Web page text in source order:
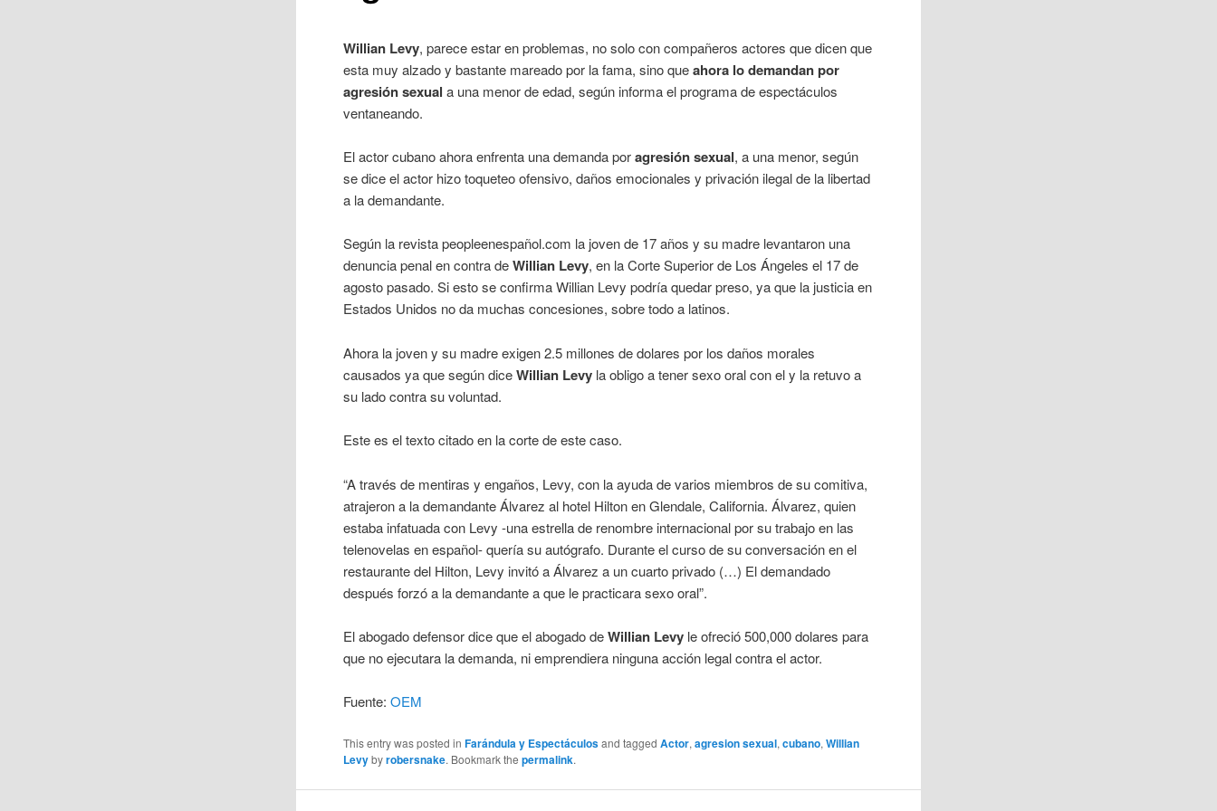
Willian Levy, parece estar en problemas, no solo con compañeros actores que dicen que
esta muy alzado y bastante mareado por la fama, sino queahora lo demandan por
agresión sexuala una menor de edad, según informa el programa de espectáculos
ventaneando.
El actor cubano ahora enfrenta una demanda poragresión sexual, a una menor, según
se dice el actor hizo toqueteo ofensivo, daños emocionales y privación ilegal de la libertad
a la demandante.
Según la revista peopleenespañol.com la joven de 17 años y su madre levantaron una
denuncia penal en contra deWillian Levy, en la Corte Superior de Los Ángeles el 17 de
agosto pasado. Si esto se confirma Willian Levy podría quedar preso, ya que la justicia en
Estados Unidos no da muchas concesiones, sobre todo a latinos.
Ahora la joven y su madre exigen 2.5 millones de dolares por los daños morales
causados ya que según diceWillian Levy la obligo a tener sexo oral con el y la retuvo a
su lado contra su voluntad.
Este es el texto citado en la corte de este caso.
“A través de mentiras y engaños, Levy, con la ayuda de varios miembros de su comitiva,
atrajeron a la demandante Álvarez al hotel Hilton en Glendale, California. Álvarez, quien
estaba infatuada con Levy -una estrella de renombre internacional por su trabajo en las
telenovelas en español- quería su autógrafo. Durante el curso de su conversación en el
restaurante del Hilton, Levy invitó a Álvarez a un cuarto privado (…) El demandado
después forzó a la demandante a que le practicara sexo oral”.
El abogado defensor dice que el abogado deWillian Levy le ofreció 500,000 dolares para
que no ejecutara la demanda, ni emprendiera ninguna acción legal contra el actor.
Fuente:OEM
This entry was posted inFarándula y Espectáculosand taggedActor,agresion sexual,cubano,Willian
Levybyrobersnake. Bookmark thepermalink.